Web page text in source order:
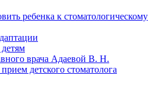
ребенка к стоматологическому
врача Адаевой В. Н.
детского стоматолога